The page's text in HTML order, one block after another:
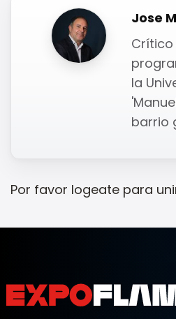
Jose
Crítico
la
barrio
Por favor logeate para